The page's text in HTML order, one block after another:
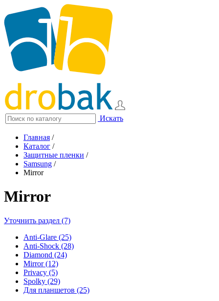
Искать
Главная /
Каталог /
Защитные пленки /
Samsung /
Mirror
Mirror
Уточнить раздел (7)
Anti-Glare (25)
Anti-Shock (28)
Diamond (24)
Mirror (12)
Privacy (5)
Spolky (29)
Для планшетов (25)